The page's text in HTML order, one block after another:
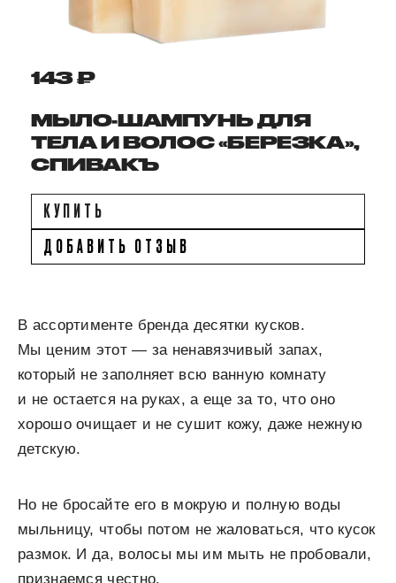
143 ₽
МЫЛО-ШАМПУНЬ ДЛЯ
ТЕЛА И ВОЛОС «БЕРЕЗКА»,
СПИВАКЪ
КУПИТЬ
ДОБАВИТЬ ОТЗЫВ
В ассортименте бренда десятки кусков.
Мы ценим этот — за ненавязчивый запах,
который не заполняет всю ванную комнату
и не остается на руках, а еще за то, что оно
хорошо очищает и не сушит кожу, даже нежную
детскую.
Но не бросайте его в мокрую и полную воды
мыльницу, чтобы потом не жаловаться, что кусок
размок. И да, волосы мы им мыть не пробовали,
признаемся честно.